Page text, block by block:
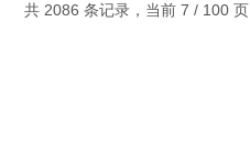
共 2086 条记录，当前 7 / 100 页